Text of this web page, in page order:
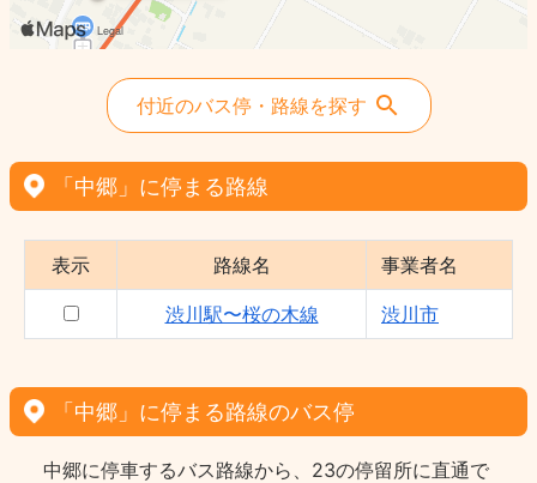
付近のバス停・路線を探す
「中郷」に停まる路線
表示 路線名 事業者名
渋川駅〜桜の木線 渋川市
「中郷」に停まる路線のバス停
中郷に停車するバス路線から、23の停留所に直通で